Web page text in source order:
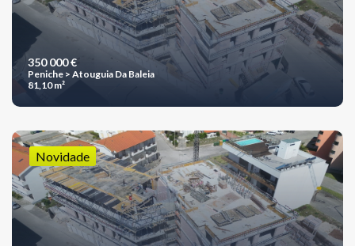
350 000 €
Peniche > Atouguia Da Baleia
81,10 m²
Novidade